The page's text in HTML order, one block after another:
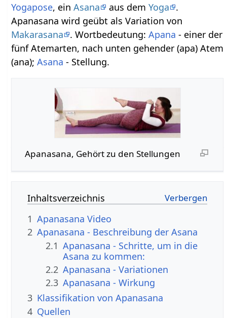
Yogapose, einAsana aus demYoga
.
Apanasana wird geübt als Variation von
Makarasana
. Wortbedeutung:Apana - einer der
fünf Atemarten, nach unten gehender (apa) Atem
(ana);Asana - Stellung.
Apanasana, Gehört zu den Stellungen
Inhaltsverzeichnis
1 Apanasana Video
2 Apanasana - Beschreibung der Asana
2.1 Apanasana - Schritte, um in die
Asana zu kommen:
2.2 Apanasana - Variationen
2.3 Apanasana - Wirkung
3 Klassifikation von Apanasana
4 Quellen